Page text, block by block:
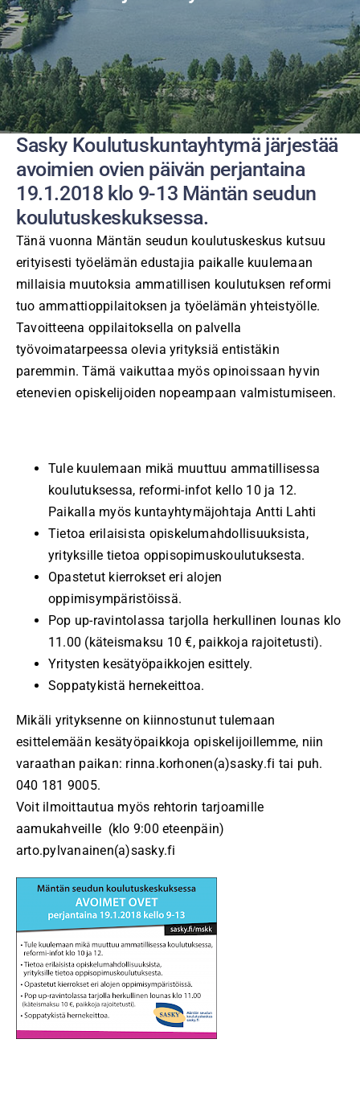
Sasky Koulutuskuntayhtymä järjestää
avoimien ovien päivän perjantaina
19.1.2018 klo 9-13 Mäntän seudun
koulutuskeskuksessa.
Tänä vuonna Mäntän seudun koulutuskeskus kutsuu
erityisesti työelämän edustajia paikalle kuulemaan
millaisia muutoksia ammatillisen koulutuksen reformi
tuo ammattioppilaitoksen ja työelämän yhteistyölle.
Tavoitteena oppilaitoksella on palvella
työvoimatarpeessa olevia yrityksiä entistäkin
paremmin. Tämä vaikuttaa myös opinoissaan hyvin
etenevien opiskelijoiden nopeampaan valmistumiseen.
Tule kuulemaan mikä muuttuu ammatillisessa
koulutuksessa, reformi-infot kello 10 ja 12.
Paikalla myös kuntayhtymäjohtaja Antti Lahti
Tietoa erilaisista opiskelumahdollisuuksista,
yrityksille tietoa oppisopimuskoulutuksesta.
Opastetut kierrokset eri alojen
oppimisympäristöissä.
Pop up-ravintolassa tarjolla herkullinen lounas klo
11.00 (käteismaksu 10 €, paikkoja rajoitetusti).
Yritysten kesätyöpaikkojen esittely.
Soppatykistä hernekeittoa.
Mikäli yrityksenne on kiinnostunut tulemaan
esittelemään kesätyöpaikkoja opiskelijoillemme, niin
varaathan paikan: rinna.korhonen(a)sasky.fi tai puh.
040 181 9005.
Voit ilmoittautua myös rehtorin tarjoamille
aamukahveille (klo 9:00 eteenpäin)
arto.pylvanainen(a)sasky.fi